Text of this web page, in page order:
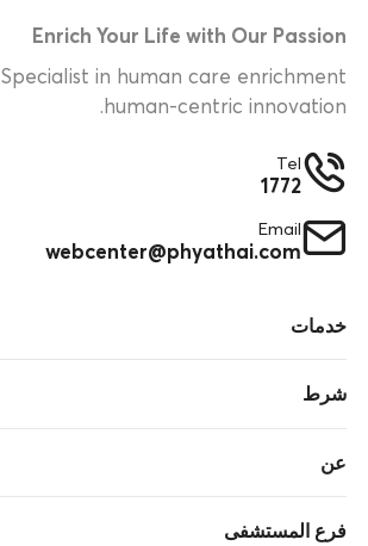
Enrich Your Life with Our Passion
Specialist in human care enrichment
human-centric innovation.
Tel
1772
Email
webcenter@phyathai.com
خدمات
شرط
عن
فرع المستشفى